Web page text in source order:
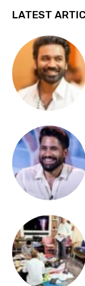
LATEST